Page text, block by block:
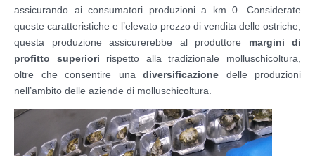
assicurando ai consumatori produzioni a km 0. Considerate
queste caratteristiche e l’elevato prezzo di vendita delle ostriche,
questa produzione assicurerebbe al produttore margini di
profitto superiori rispetto alla tradizionale molluschicoltura,
oltre che consentire una diversificazione delle produzioni
nell’ambito delle aziende di molluschicoltura.